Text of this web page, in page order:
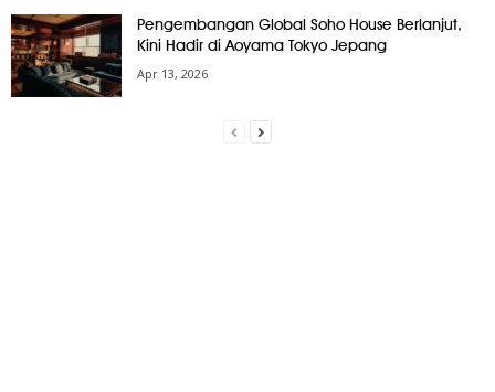
Pengembangan Global Soho House Berlanjut,
Kini Hadir di Aoyama Tokyo Jepang
Apr 13, 2026